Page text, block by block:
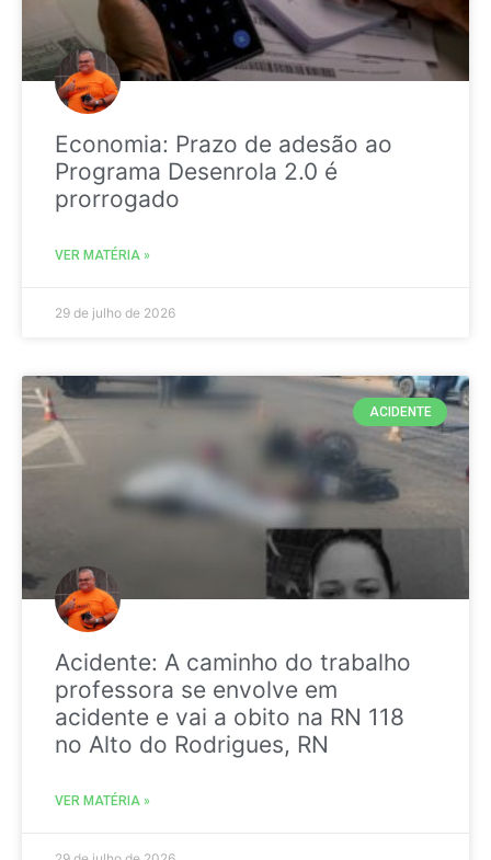
Economia: Prazo de adesão ao
Programa Desenrola 2.0 é
prorrogado
VER MATÉRIA »
29 de julho de 2026
ACIDENTE
Acidente: A caminho do trabalho
professora se envolve em
acidente e vai a obito na RN 118
no Alto do Rodrigues, RN
VER MATÉRIA »